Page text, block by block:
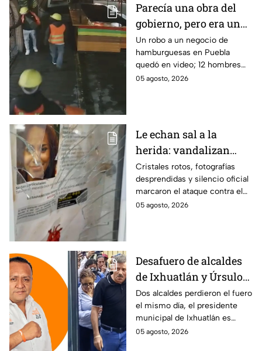
Parecía una obra del
gobierno, pero era un
robo planeado: Así
saquearon negocio de
hamburguesas en
Puebla
Un robo a un negocio de
hamburguesas en Puebla
quedó en video; 12 hombres
habrían fingido ser
05 agosto, 2026
Le echan sal a la
herida: vandalizan
memorial de
desaparecidos en
Veracruz en medio de
crisis
Cristales rotos, fotografías
desprendidas y silencio oficial
marcaron el ataque contra el
memorial de desaparecidos,
05 agosto, 2026
Desafuero de alcaldes
de Ixhuatlán y Úrsulo
Galván: uno de ellos
está implicado en el
asesinato de la
periodista Roxana
Dos alcaldes perdieron el fuero
el mismo día, el presidente
municipal de Ixhuatlán es
investigado por el secuestro y
05 agosto, 2026